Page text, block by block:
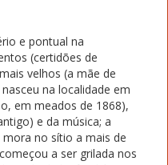
e pontual na
(certidões de
velhos (a mãe de
na localidade em
em meados de 1868),
e da música; a
no sítio a mais de
a ser grilada nos